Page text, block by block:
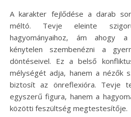
A karakter fejlődése a darab
méltó. Tevje eleinte
hagyományaihoz, ám ahogy
kénytelen szembenézni a
döntéseivel. Ez a belső
mélységét adja, hanem a nézők
biztosít az önreflexióra. Tevje
egyszerű figura, hanem a
közötti feszültség megtestesítője.